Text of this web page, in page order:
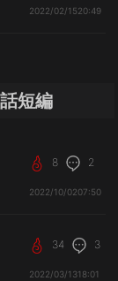
2022/02/1520:49
短編
8 2
2022/10/0207:50
34 3
2022/03/1318:01